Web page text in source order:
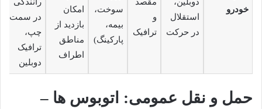
خودرو
دوبلین،
استقلال
در حرکت
مقصد
و
ترافیک
سوخت،
بیمه،
پارکینگ)
امکان
بازدید از
مناطق
اطراف
رانندگی
در سمت
چپ،
ترافیک
دوبلین
حمل و نقل عمومی: اتوبوس ها –